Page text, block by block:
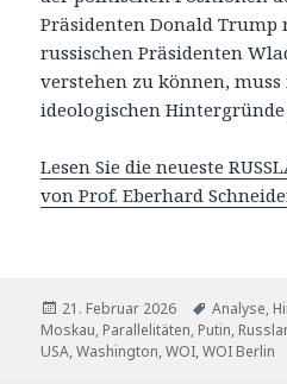
Präsidenten Donald Trump
russischen Präsidenten
verstehen zu können,
ideologischen
Lesen Sie die neueste
von Prof. Eberhard
Veröffentlicht
am
21. Februar 2026 Tags
Analyse,
Moskau, Parallelitäten, Putin,
USA,Washington,WOI,WOI Berlin